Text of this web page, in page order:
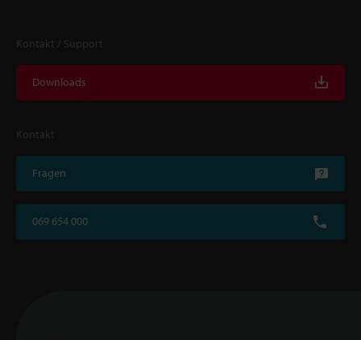
Kontakt / Support
Downloads
Kontakt
Fragen
069 654 000